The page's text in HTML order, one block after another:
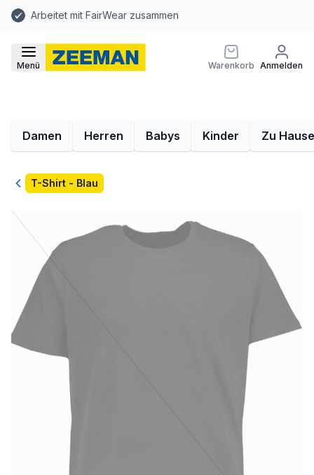
Arbeitet mit FairWear zusammen
Menü Warenkorb Anmelden
Damen Herren Babys Kinder Zu Hause
ZurückT-Shirt - Blau